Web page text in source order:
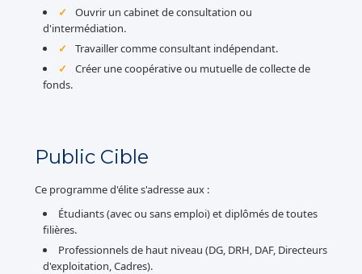
Ouvrir un cabinet de consultation ou
d'intermédiation.
Travailler comme consultant indépendant.
Créer une coopérative ou mutuelle de collecte de
fonds.
Public Cible
Ce programme d'élite s'adresse aux :
Étudiants (avec ou sans emploi) et diplômés de toutes
filières.
Professionnels de haut niveau (DG, DRH, DAF, Directeurs
d'exploitation, Cadres).